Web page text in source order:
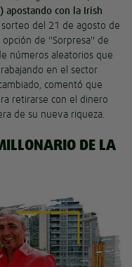
apostando con la Irish
del 21 de agosto de
de "Sorpresa" de
números aleatorios que
en el sector
comentó que
retirarse con el dinero
de su nueva riqueza.
DE LA